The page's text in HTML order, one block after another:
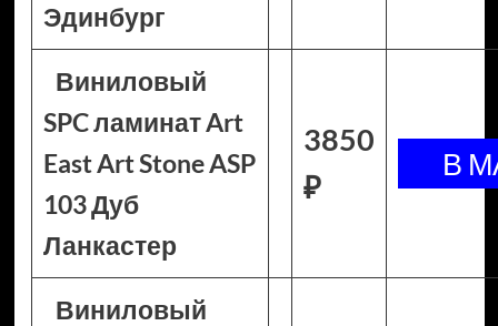
Эдинбург
Виниловый
SPC ламинат Art
East Art Stone ASP
103 Дуб
Ланкастер
3850
₽
Виниловый